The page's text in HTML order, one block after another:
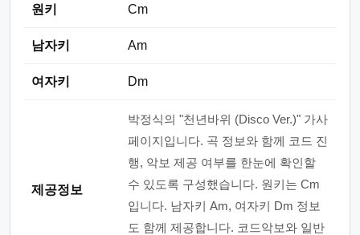
원키 Cm
남자키 Am
여자키 Dm
제공정보
박정식의 "천년바위 (Disco Ver.)" 가사
페이지입니다. 곡 정보와 함께 코드 진
행, 악보 제공 여부를 한눈에 확인할
수 있도록 구성했습니다. 원키는 Cm
입니다. 남자키 Am, 여자키 Dm 정보
도 함께 제공합니다. 코드악보와 일반